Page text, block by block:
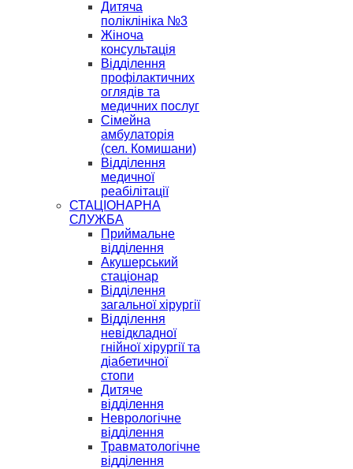
Дитяча
поліклініка №3
Жіноча
консультація
Відділення
профілактичних
оглядів та
медичних послуг
Сімейна
амбулаторія
(сел. Комишани)
Відділення
медичної
реабілітації
СТАЦІОНАРНА
СЛУЖБА
Приймальне
відділення
Акушерський
стаціонар
Відділення
загальної хірургії
Відділення
невідкладної
гнійної хірургії та
діабетичної
стопи
Дитяче
відділення
Неврологічне
відділення
Травматологічне
відділення